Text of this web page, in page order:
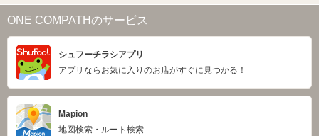
ONE COMPATHのサービス
シュフーチラシアプリ
アプリならお気に入りのお店がすぐに見つかる！
Mapion
地図検索・ルート検索